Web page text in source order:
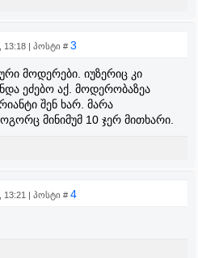
13:18 | პოსტი # 3
მოდერები. იუზერიც კი
ეძებო აქ. მოდერობაზეა
შენ ხარ. მარა
მინიმუმ 10 ჯერ მითხარი.
13:21 | პოსტი # 4